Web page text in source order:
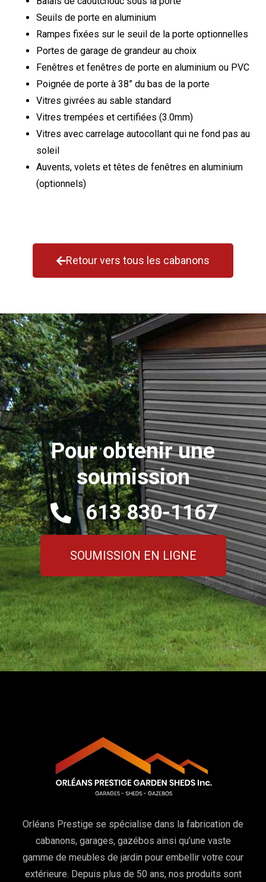
Seuils de porte en aluminium
Rampes fixées sur le seuil de la porte optionnelles
Portes de garage de grandeur au choix
Fenêtres et fenêtres de porte en aluminium ou PVC
Poignée de porte à 38” du bas de la porte
Vitres givrées au sable standard
Vitres trempées et certifiées (3.0mm)
Vitres avec carrelage autocollant qui ne fond pas au
soleil
Auvents, volets et têtes de fenêtres en aluminium
(optionnels)
Retour vers tous les cabanons
Pour obtenir une
soumission
613 830-1167
SOUMISSION EN LIGNE
Orléans Prestige se spécialise dans la fabrication de
cabanons, garages, gazébos ainsi qu’une vaste
gamme de meubles de jardin pour embellir votre cour
extérieure. Depuis plus de 50 ans, nos produits sont